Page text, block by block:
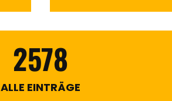
2578
ALLE EINTRÄGE